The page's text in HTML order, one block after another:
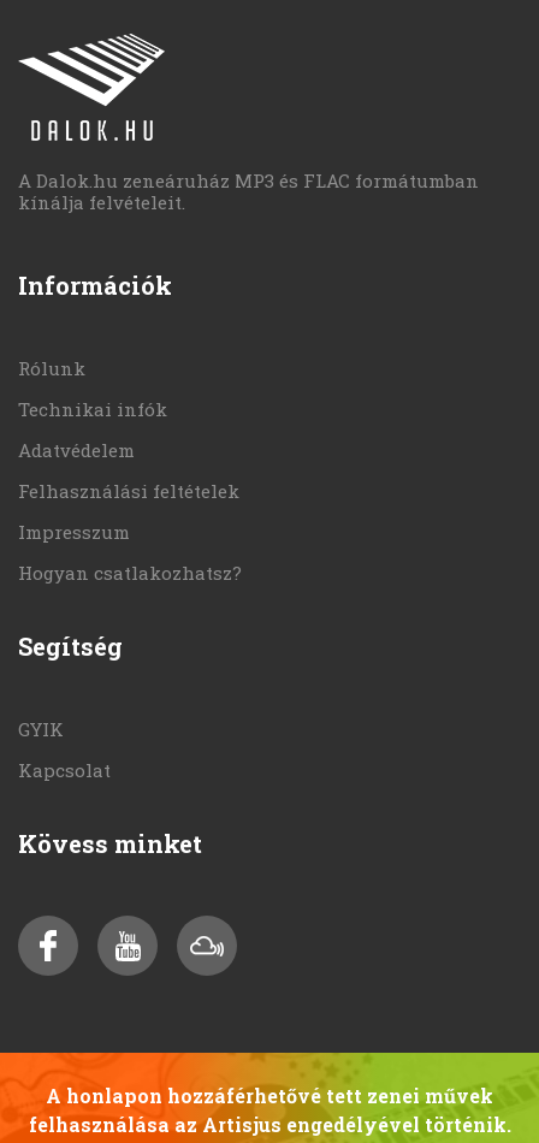
A Dalok.hu zeneáruház MP3 és FLAC formátumban
kínálja felvételeit.
Információk
Rólunk
Technikai infók
Adatvédelem
Felhasználási feltételek
Impresszum
Hogyan csatlakozhatsz?
Segítség
GYIK
Kapcsolat
Kövess minket
A honlapon hozzáférhetővé tett zenei művek
felhasználása az Artisjus engedélyével történik.